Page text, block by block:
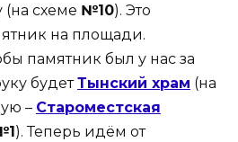
(на схеме №10). Это
на площади.
памятник был у нас за
будетТынский храм (на
– Староместская
). Теперь идём от